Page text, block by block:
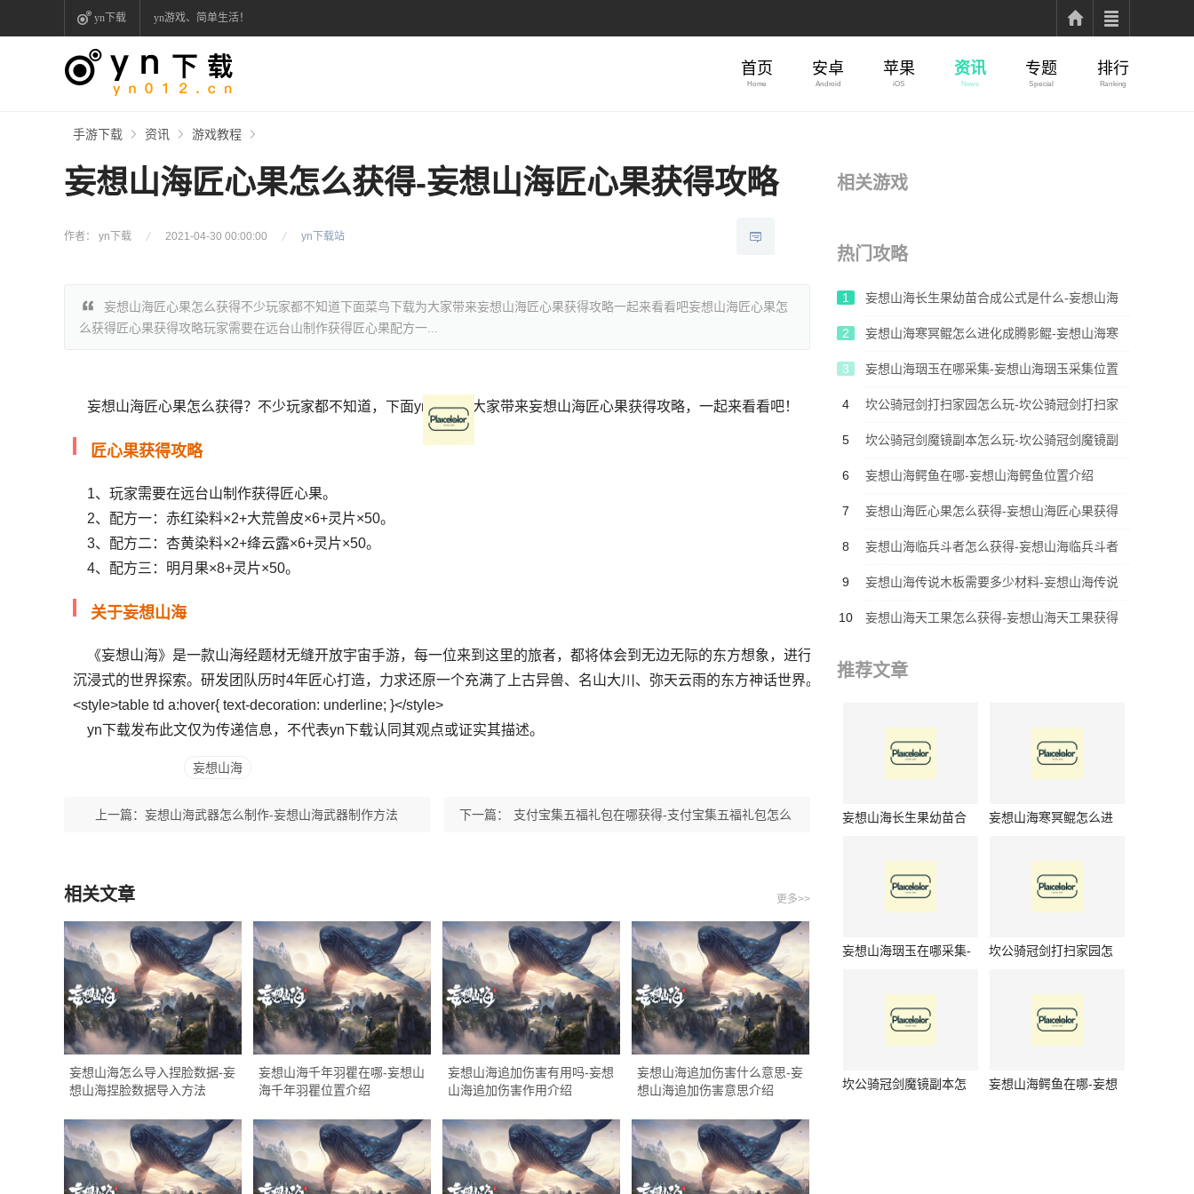
yn下载 yn游戏、简单生活！
首页
Home
安卓
Android
苹果
iOS
资讯
News
专题
Special
排行
Ranking
手游下载 资讯 游戏教程
妄想山海匠心果怎么获得-妄想山海匠心果获得攻略
作者： yn下载 2021-04-30 00:00:00 yn下载站
妄想山海匠心果怎么获得不少玩家都不知道下面菜鸟下载为大家带来妄想山海匠心果获得攻略一起来看看吧妄想山海匠心果怎
么获得匠心果获得攻略玩家需要在远台山制作获得匠心果配方一...
妄想山海匠心果怎么获得？不少玩家都不知道，下面yn下载为大家带来妄想山海匠心果获得攻略，一起来看看吧！
匠心果获得攻略
1、玩家需要在远台山制作获得匠心果。
2、配方一：赤红染料×2+大荒兽皮×6+灵片×50。
3、配方二：杏黄染料×2+绛云露×6+灵片×50。
4、配方三：明月果×8+灵片×50。
关于妄想山海
《妄想山海》是一款山海经题材无缝开放宇宙手游，每一位来到这里的旅者，都将体会到无边无际的东方想象，进行
沉浸式的世界探索。研发团队历时4年匠心打造，力求还原一个充满了上古异兽、名山大川、弥天云雨的东方神话世界。
<style>table td a:hover{ text-decoration: underline; }</style>
yn下载发布此文仅为传递信息，不代表yn下载认同其观点或证实其描述。
妄想山海
上一篇：妄想山海武器怎么制作-妄想山海武器制作方法 下一篇： 支付宝集五福礼包在哪获得-支付宝集五福礼包怎么
相关文章 更多>>
妄想山海怎么导入捏脸数据-妄
想山海捏脸数据导入方法
妄想山海千年羽瞿在哪-妄想山
海千年羽瞿位置介绍
妄想山海追加伤害有用吗-妄想
山海追加伤害作用介绍
妄想山海追加伤害什么意思-妄
想山海追加伤害意思介绍
相关游戏
热门攻略
1 妄想山海长生果幼苗合成公式是什么-妄想山海
长生果幼苗合成公式介绍
2 妄想山海寒冥鲲怎么进化成腾影鲲-妄想山海寒
冥鲲进化腾影鲲方法
3 妄想山海珚玉在哪采集-妄想山海珚玉采集位置
介绍
4 坎公骑冠剑打扫家园怎么玩-坎公骑冠剑打扫家
园如何玩
5 坎公骑冠剑魔镜副本怎么玩-坎公骑冠剑魔镜副
本玩法是什么
6 妄想山海鳄鱼在哪-妄想山海鳄鱼位置介绍
7 妄想山海匠心果怎么获得-妄想山海匠心果获得
攻略
8 妄想山海临兵斗者怎么获得-妄想山海临兵斗者
获得攻略
9 妄想山海传说木板需要多少材料-妄想山海传说
木板所需材料介绍
10 妄想山海天工果怎么获得-妄想山海天工果获得
推荐文章
妄想山海长生果幼苗合
妄想山海寒冥鲲怎么进
妄想山海珚玉在哪采集-
坎公骑冠剑打扫家园怎
坎公骑冠剑魔镜副本怎
妄想山海鳄鱼在哪-妄想